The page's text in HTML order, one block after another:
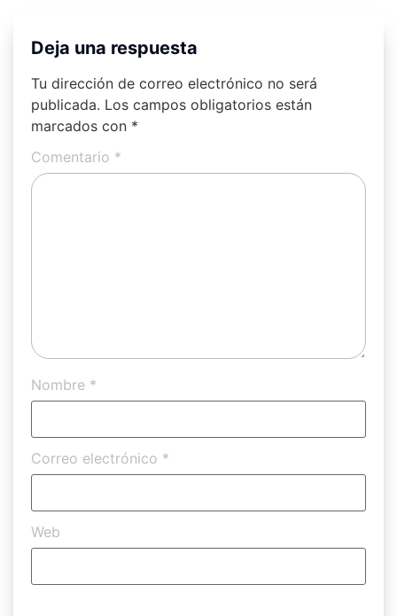
Deja una respuesta
Tu dirección de correo electrónico no será
publicada. Los campos obligatorios están
marcados con *
Comentario *
Nombre *
Correo electrónico *
Web